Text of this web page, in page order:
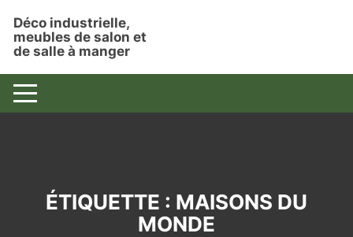
contenu
Déco industrielle,
meubles de salon et
de salle à manger
ÉTIQUETTE : MAISONS DU
MONDE